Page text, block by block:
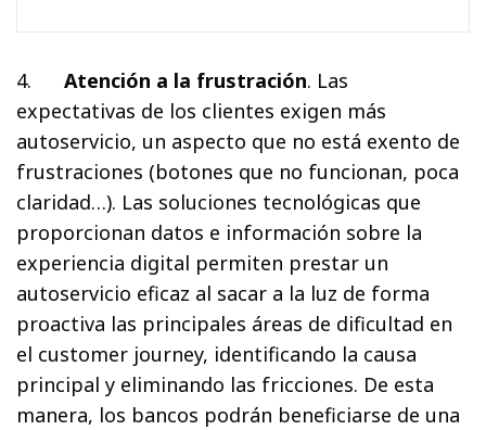
4.Atención a la frustración. Las
expectativas de los clientes exigen más
autoservicio, un aspecto que no está exento de
frustraciones (botones que no funcionan, poca
claridad…). Las soluciones tecnológicas que
proporcionan datos e información sobre la
experiencia digital permiten prestar un
autoservicio eficaz al sacar a la luz de forma
proactiva las principales áreas de dificultad en
el customer journey, identificando la causa
principal y eliminando las fricciones. De esta
manera, los bancos podrán beneficiarse de una